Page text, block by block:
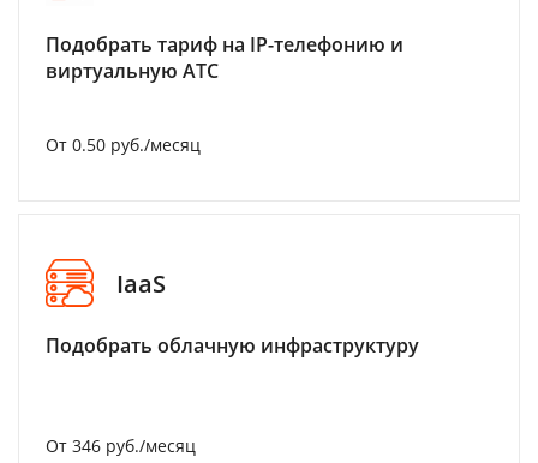
Подобрать тариф на IP-телефонию и
виртуальную АТС
От 0.50 руб./месяц
IaaS
Подобрать облачную инфраструктуру
От 346 руб./месяц